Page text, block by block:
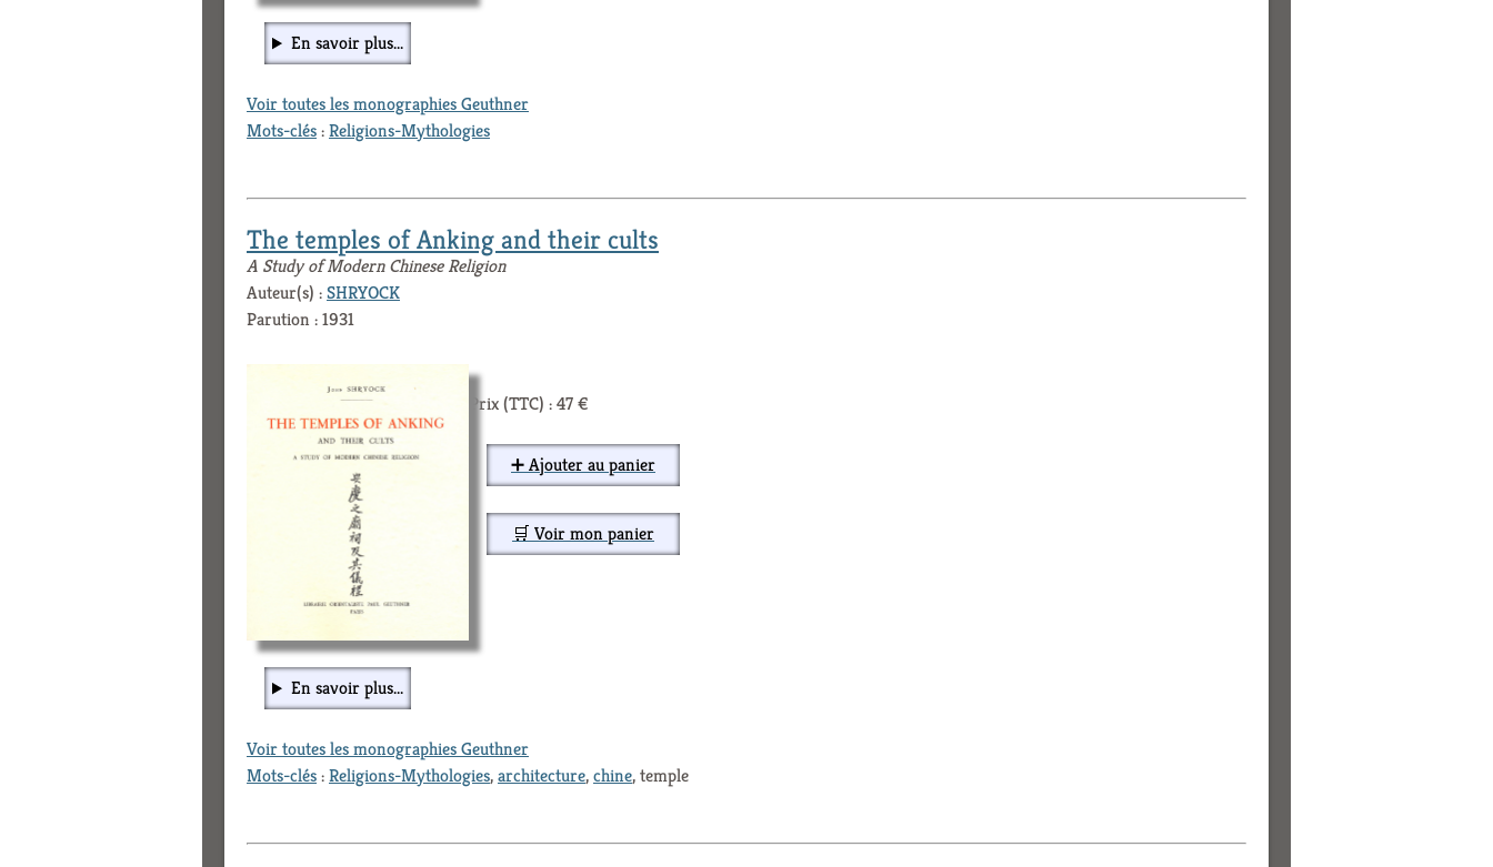
En savoir plus...
Voir toutes les monographies Geuthner
Mots-clés:Religions-Mythologies
The temples of Anking and their cults
A Study of Modern Chinese Religion
Auteur(s) :SHRYOCK
Parution : 1931
Prix (TTC) : 47 €
➕ Ajouter au panier
🛒 Voir mon panier
En savoir plus...
Voir toutes les monographies Geuthner
Mots-clés:Religions-Mythologies,architecture,chine, temple